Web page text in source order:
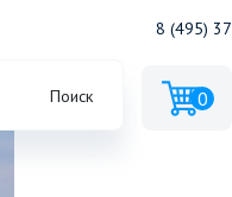
8 (495)
Поиск 0